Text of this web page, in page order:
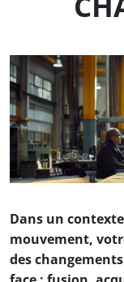
Dans un
mouvement,
des